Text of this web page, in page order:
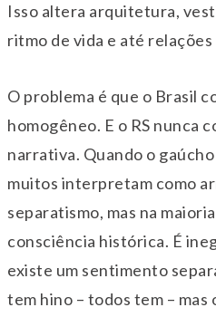
Isso altera arquitetura,
ritmo de vida e até relações
O problema é que o Brasil
homogêneo. E o RS nunca
narrativa. Quando o
muitos interpretam como
separatismo, mas na
consciência histórica. É
existe um sentimento
tem hino – todos tem – mas